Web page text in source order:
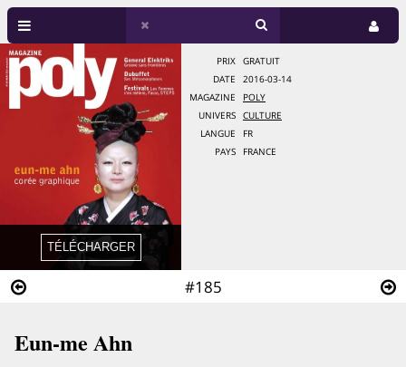
#185
PRIX
GRATUIT
DATE
2016-03-14
MAGAZINE
POLY
UNIVERS
CULTURE
LANGUE
FR
PAYS
FRANCE
Eun-me Ahn